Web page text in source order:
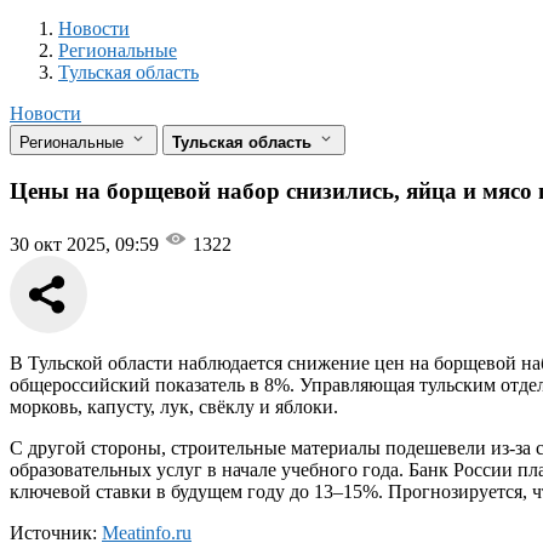
Новости
Разделы
Новости
Региональные
Тульская область
Новости
Региональные Тульская область
Цены на борщевой набор снизились, яйца и мясо
30 окт 2025, 09:59 1322
В Тульской области наблюдается снижение цен на борщевой
общероссийский показатель в 8%. Управляющая тульским
морковь, капусту, лук, свёклу и яблоки.
С другой стороны, строительные материалы подешевели из-
образовательных услуг в начале учебного года. Банк
ключевой ставки в будущем году до 13–15%. Прогнозируется,
Источник: Meatinfo.ru